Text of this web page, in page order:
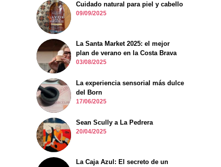
Cuidado natural para piel y cabello
09/09/2025
La Santa Market 2025: el mejor
plan de verano en la Costa Brava
03/08/2025
La experiencia sensorial más dulce
del Born
17/06/2025
Sean Scully a La Pedrera
20/04/2025
La Caja Azul: El secreto de un